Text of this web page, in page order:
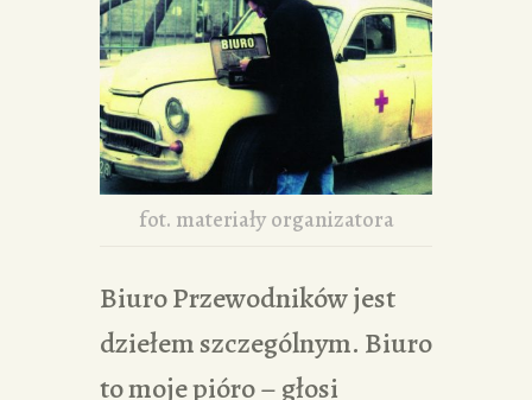
fot. materiały organizatora
Biuro Przewodników jest
dziełem szczególnym. Biuro
to moje pióro – głosi